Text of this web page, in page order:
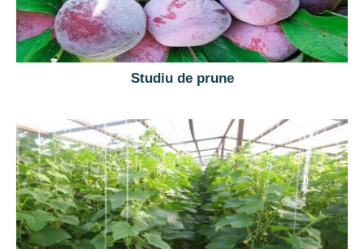
Studiu de prune